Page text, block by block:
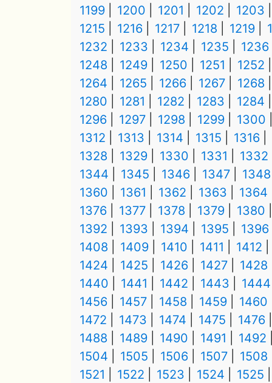
1199
1200 1201 1202
1203
1215
1216 1217 1218 1219
1232
1233 1234 1235
1236
1248
1249 1250 1251
1252
1264
1265 1266 1267
1268
1280
1281 1282 1283
1284
1296
1297 1298 1299
1300
1312
1313 1314 1315
1316
1328
1329 1330 1331
1332
1344
1345 1346 1347
1348
1360
1361 1362 1363
1364
1376
1377 1378 1379
1380
1392
1393 1394 1395
1396
1408
1409 1410 1411
1412
1424
1425 1426 1427
1428
1440
1441 1442 1443
1444
1456
1457 1458 1459
1460
1472
1473 1474 1475
1476
1488
1489 1490 1491
1492
1504
1505 1506 1507
1508
1521
1522 1523 1524 1525